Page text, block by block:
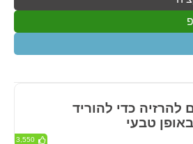
להרזיה כדי להוריד
טבעי
3,550